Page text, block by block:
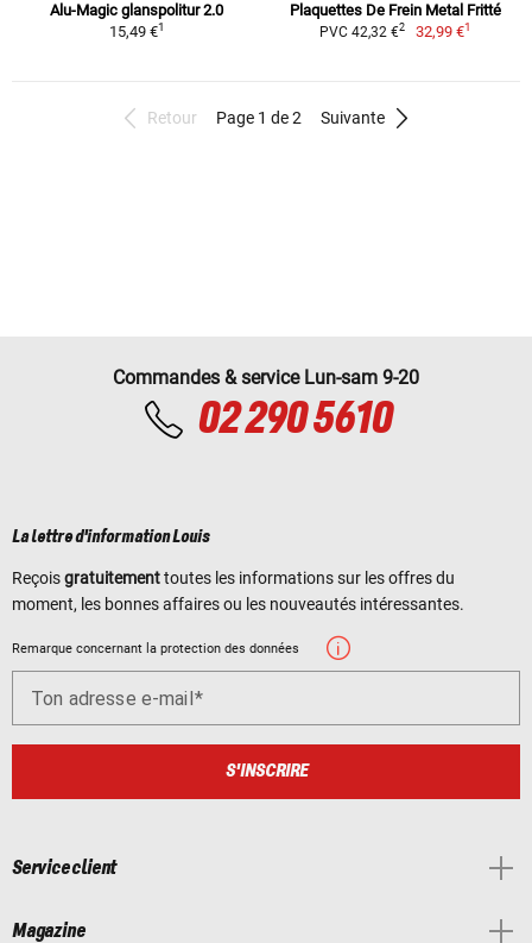
Alu-Magic glanspolitur 2.0
15,49 €1
Plaquettes De Frein Metal Fritté
PVC 42,32 €2 32,99 €1
Retour Page 1 de 2 Suivante
Commandes & service Lun-sam 9-20
02 290 5610
La lettre d'information Louis
Reçoisgratuitementtoutes les informations sur les offres du
moment, les bonnes affaires ou les nouveautés intéressantes.
Remarque concernant la protection des données
Ton adresse e-mail
S'INSCRIRE
Service client
Magazine